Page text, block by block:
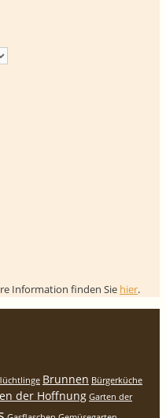
Information finden Sie hier.
Brunnen Bürgerküche
der Hoffnung Garten der